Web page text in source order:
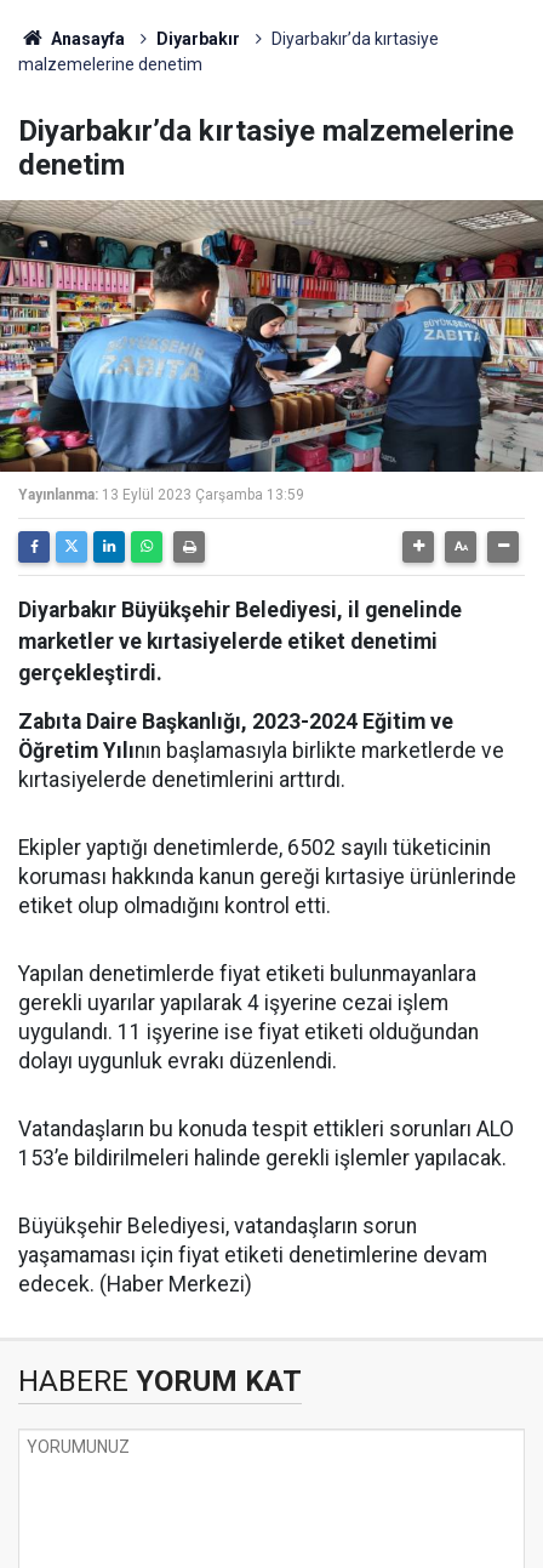
Anasayfa Diyarbakır
Diyarbakır’da kırtasiye
malzemelerine denetim
Diyarbakır’da kırtasiye malzemelerine
denetim
Yayınlanma: 13 Eylül 2023 Çarşamba 13:59
Diyarbakır Büyükşehir Belediyesi, il genelinde
marketler ve kırtasiyelerde etiket denetimi
gerçekleştirdi.
Zabıta Daire Başkanlığı, 2023-2024 Eğitim ve
Öğretim Yılının başlamasıyla birlikte marketlerde ve
kırtasiyelerde denetimlerini arttırdı.
Ekipler yaptığı denetimlerde, 6502 sayılı tüketicinin
koruması hakkında kanun gereği kırtasiye ürünlerinde
etiket olup olmadığını kontrol etti.
Yapılan denetimlerde fiyat etiketi bulunmayanlara
gerekli uyarılar yapılarak 4 işyerine cezai işlem
uygulandı. 11 işyerine ise fiyat etiketi olduğundan
dolayı uygunluk evrakı düzenlendi.
Vatandaşların bu konuda tespit ettikleri sorunları ALO
153’e bildirilmeleri halinde gerekli işlemler yapılacak.
Büyükşehir Belediyesi, vatandaşların sorun
yaşamaması için fiyat etiketi denetimlerine devam
edecek. (Haber Merkezi)
HABERE YORUM KAT